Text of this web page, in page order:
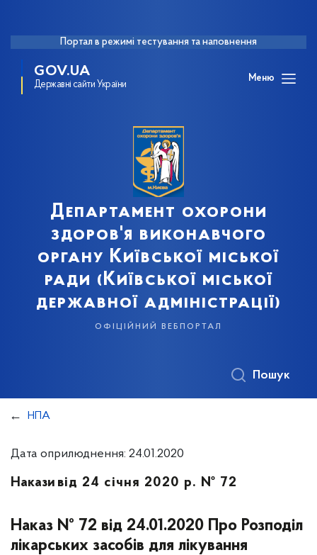
Портал в режимі тестування та наповнення
GOV.UA
Державні сайти України
Меню
Департамент охорони
здоров'я виконавчого
органу Київської міської
ради (Київської міської
державної адміністрації)
офіційний вебпортал
Пошук
НПА
Дата оприлюднення: 24.01.2020
Накази від 24 січня 2020 р. № 72
Наказ № 72 від 24.01.2020 Про Розподіл
лікарських засобів для лікування